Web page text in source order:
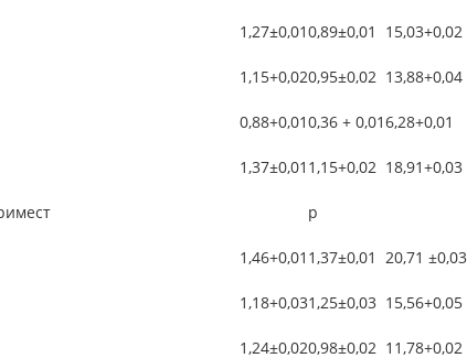
1,27±0,010,89±0,01 15,03+0,02
1,15+0,020,95±0,02 13,88+0,04
0,88+0,010,36 + 0,016,28+0,01
1,37±0,01 1,15+0,02 18,91+0,03
р
1,46+0,01 1,37±0,01 20,71 ±0,03
1,18+0,031,25±0,03 15,56+0,05
1,24±0,020,98±0,02 11,78+0,02